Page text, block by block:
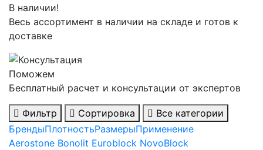
В наличии!
Весь ассортимент в наличии на складе и готов к
доставке
Поможем
Бесплатный расчет и консультации от экспертов
Фильтр Сортировка
Все категории
БрендыПлотностьРазмерыПрименение
Aerostone Bonolit Euroblock NovoBlock